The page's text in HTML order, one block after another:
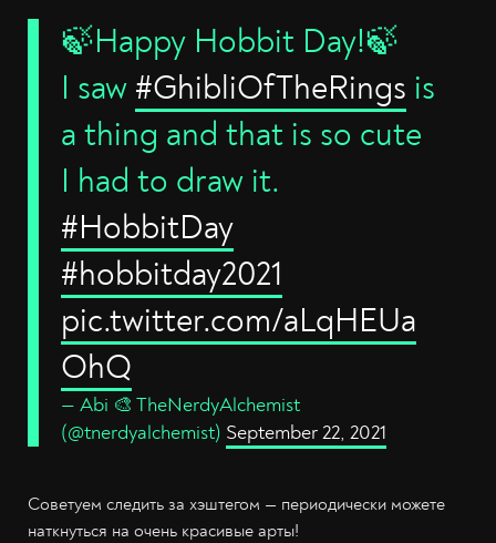
🍃Happy Hobbit Day!🍃
I saw #GhibliOfTheRings is
a thing and that is so cute
I had to draw it.
#HobbitDay
#hobbitday2021
pic.twitter.com/aLqHEUa
OhQ
— Abi 🎨 TheNerdyAlchemist
(@tnerdyalchemist) September 22, 2021
Советуем следить за хэштегом — периодически можете
наткнуться на очень красивые арты!